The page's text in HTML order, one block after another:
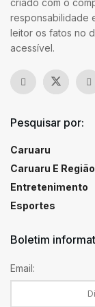
responsabilidade
leitor os fatos no
acessível.
Pesquisar por:
Caruaru
Caruaru E Região
Entretenimento
Esportes
Boletim
Email: